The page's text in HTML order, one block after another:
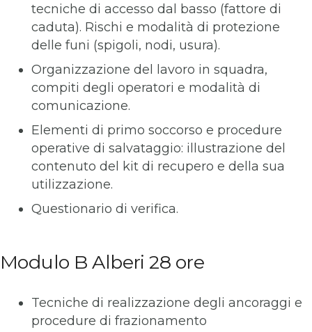
tecniche di accesso dal basso (fattore di
caduta). Rischi e modalità di protezione
delle funi (spigoli, nodi, usura).
Organizzazione del lavoro in squadra,
compiti degli operatori e modalità di
comunicazione.
Elementi di primo soccorso e procedure
operative di salvataggio: illustrazione del
contenuto del kit di recupero e della sua
utilizzazione.
Questionario di verifica.
Modulo B Alberi 28 ore
Tecniche di realizzazione degli ancoraggi e
procedure di frazionamento